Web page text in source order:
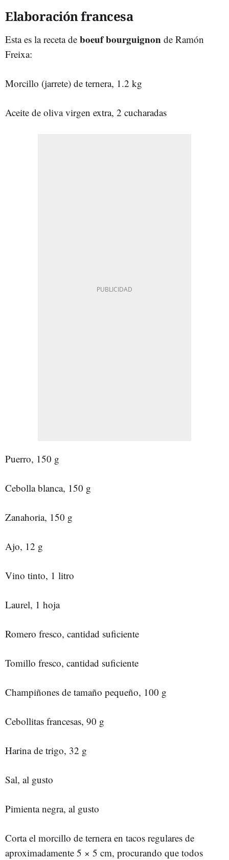
Elaboración francesa
Esta es la receta de boeuf bourguignon de Ramón
Freixa:
Morcillo (jarrete) de ternera, 1.2 kg
Aceite de oliva virgen extra, 2 cucharadas
Puerro, 150 g
Cebolla blanca, 150 g
Zanahoria, 150 g
Ajo, 12 g
Vino tinto, 1 litro
Laurel, 1 hoja
Romero fresco, cantidad suficiente
Tomillo fresco, cantidad suficiente
Champiñones de tamaño pequeño, 100 g
Cebollitas francesas, 90 g
Harina de trigo, 32 g
Sal, al gusto
Pimienta negra, al gusto
Corta el morcillo de ternera en tacos regulares de
aproximadamente 5 × 5 cm, procurando que todos